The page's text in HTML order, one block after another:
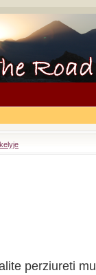
perziureti